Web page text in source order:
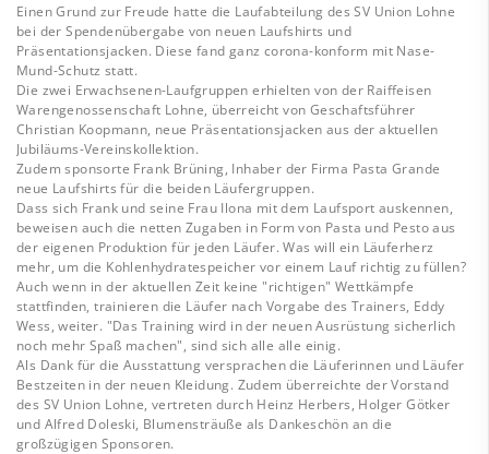
Einen Grund zur Freude hatte die Laufabteilung des SV Union Lohne
bei der Spendenübergabe von neuen Laufshirts und
Präsentationsjacken. Diese fand ganz corona-konform mit Nase-
Mund-Schutz statt.
Die zwei Erwachsenen-Laufgruppen erhielten von der Raiffeisen
Warengenossenschaft Lohne, überreicht von Geschaftsführer
Christian Koopmann, neue Präsentationsjacken aus der aktuellen
Jubiläums-Vereinskollektion.
Zudem sponsorte Frank Brüning, Inhaber der Firma Pasta Grande
neue Laufshirts für die beiden Läufergruppen.
Dass sich Frank und seine Frau Ilona mit dem Laufsport auskennen,
beweisen auch die netten Zugaben in Form von Pasta und Pesto aus
der eigenen Produktion für jeden Läufer. Was will ein Läuferherz
mehr, um die Kohlenhydratespeicher vor einem Lauf richtig zu füllen?
Auch wenn in der aktuellen Zeit keine "richtigen" Wettkämpfe
stattfinden, trainieren die Läufer nach Vorgabe des Trainers, Eddy
Wess, weiter. "Das Training wird in der neuen Ausrüstung sicherlich
noch mehr Spaß machen", sind sich alle alle einig.
Als Dank für die Ausstattung versprachen die Läuferinnen und Läufer
Bestzeiten in der neuen Kleidung. Zudem überreichte der Vorstand
des SV Union Lohne, vertreten durch Heinz Herbers, Holger Götker
und Alfred Doleski, Blumensträuße als Dankeschön an die
großzügigen Sponsoren.